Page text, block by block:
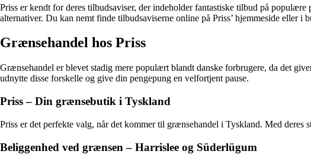
Priss er kendt for deres tilbudsaviser, der indeholder fantastiske tilbud på
alternativer. Du kan nemt finde tilbudsaviserne online på Priss’ hjemmeside eller i
Grænsehandel hos Priss
Grænsehandel er blevet stadig mere populært blandt danske forbrugere, da det
udnytte disse forskelle og give din pengepung en velfortjent pause.
Priss – Din grænsebutik i Tyskland
Priss er det perfekte valg, når det kommer til grænsehandel i Tyskland. Med
Beliggenhed ved grænsen – Harrislee og Süderlügum